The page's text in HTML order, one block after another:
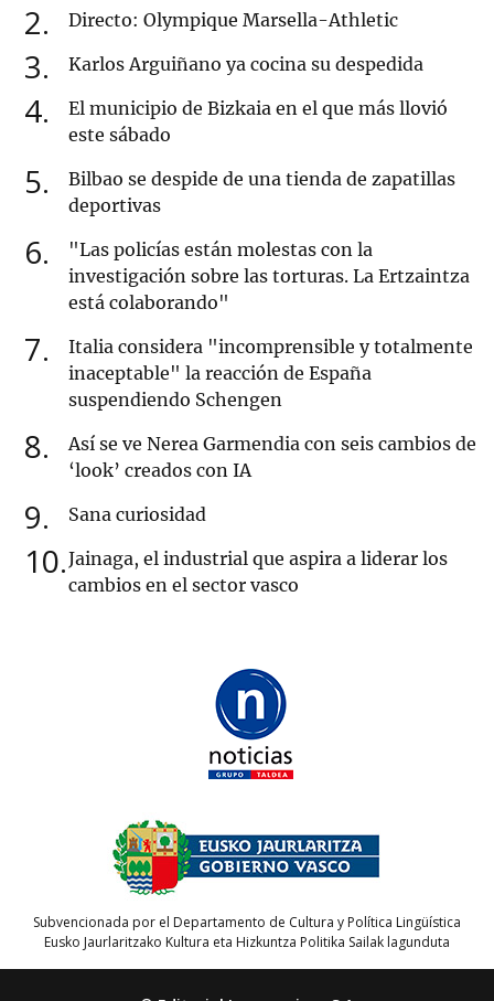
2 Directo: Olympique Marsella-Athletic
3 Karlos Arguiñano ya cocina su despedida
4
El municipio de Bizkaia en el que más llovió
este sábado
5
Bilbao se despide de una tienda de zapatillas
deportivas
6
"Las policías están molestas con la
investigación sobre las torturas. La Ertzaintza
está colaborando"
7
Italia considera "incomprensible y totalmente
inaceptable" la reacción de España
suspendiendo Schengen
8
Así se ve Nerea Garmendia con seis cambios de
‘look’ creados con IA
9 Sana curiosidad
10 Jainaga, el industrial que aspira a liderar los
cambios en el sector vasco
Subvencionada por el Departamento de Cultura y Política Lingüística
Eusko Jaurlaritzako Kultura eta Hizkuntza Politika Sailak lagunduta